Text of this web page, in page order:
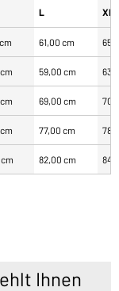
L XL
61,00 cm
59,00 cm
69,00 cm
77,00 cm
82,00 cm
Ihnen